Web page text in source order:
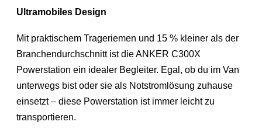
Ultramobiles Design
Mit praktischem Trageriemen und 15 % kleiner als der
Branchendurchschnitt ist die ANKER C300X
Powerstation ein idealer Begleiter. Egal, ob du im Van
unterwegs bist oder sie als Notstromlösung zuhause
einsetzt – diese Powerstation ist immer leicht zu
transportieren.